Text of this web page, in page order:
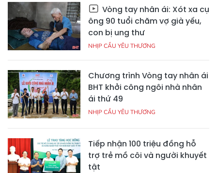
Vòng tay nhân ái: Xót xa cụ
ông 90 tuổi chăm vợ già yếu,
con bị ung thư
NHỊP CẦU YÊU THƯƠNG
Chương trình Vòng tay nhân ái
BHT khởi công ngôi nhà nhân
ái thứ 49
NHỊP CẦU YÊU THƯƠNG
Tiếp nhận 100 triệu đồng hỗ
trợ trẻ mồ côi và người khuyết
tật